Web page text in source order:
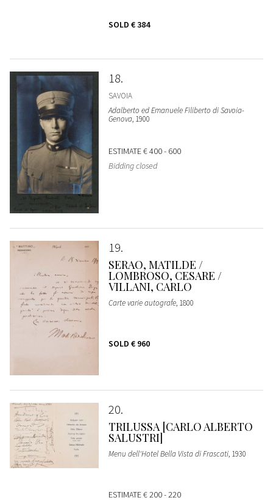
SOLD € 384
18
SAVOIA
Adalberto ed Emanuele Filiberto di Savoia-
Genova, 1900
ESTIMATE€ 400 - 600
Bidding closed
19
SERAO, MATILDE /
LOMBROSO, CESARE /
VILLANI, CARLO
Carte varie autografe, 1800
SOLD € 960
20
TRILUSSA [CARLO ALBERTO
SALUSTRI]
Menu dell'Hotel Bella Vista di Frascati, 1930
ESTIMATE€ 200 - 220